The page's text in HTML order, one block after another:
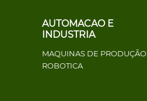
AUTOMACAO E
INDUSTRIA
MAQUINAS DE PRODUÇÃO
ROBOTICA